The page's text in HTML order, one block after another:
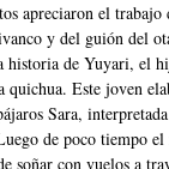
apreciaron el trabajo
y del guión del
historia de Yuyari, el
Este joven
Sara,
de poco tiempo el
soñar con vuelos a